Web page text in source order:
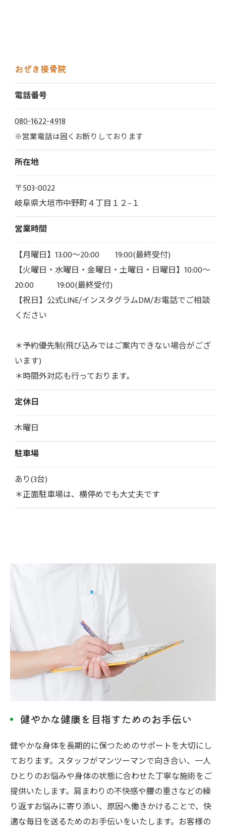
おぜき接骨院
電話番号
080-1622-4918
※営業電話は固くお断りしております
所在地
〒503-0022
岐阜県大垣市中野町４丁目１２−１
営業時間
【月曜日】13:00～20:00 19:00(最終受付)
【火曜日・水曜日・金曜日・土曜日・日曜日】10:00～
20:00 19:00(最終受付)
【祝日】公式LINE/インスタグラムDM/お電話でご相談
ください
＊予約優先制(飛び込みではご案内できない場合がござ
います)
＊時間外対応も行っております。
定休日
木曜日
駐車場
あり(3台)
＊正面駐車場は、横停めでも大丈夫です
健やかな健康を目指すためのお手伝い
健やかな身体を長期的に保つためのサポートを大切にし
ております。スタッフがマンツーマンで向き合い、一人
ひとりのお悩みや身体の状態に合わせた丁寧な施術をご
提供いたします。肩まわりの不快感や腰の重さなどの繰
り返すお悩みに寄り添い、原因へ働きかけることで、快
適な毎日を送るためのお手伝いをいたします。お客様の